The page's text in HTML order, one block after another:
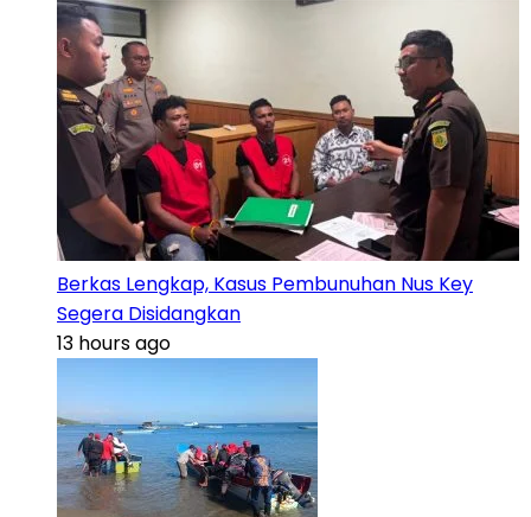
Berkas Lengkap, Kasus Pembunuhan Nus Key
Segera Disidangkan
13 hours ago